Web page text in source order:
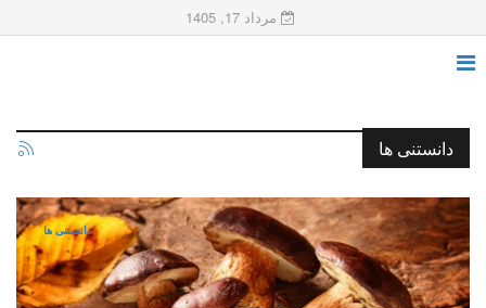
مرداد 17, 1405
دانستنی ها
دانستنی ها